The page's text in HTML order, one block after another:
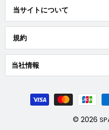
当サイトについて
規約
当社情報
© 2026